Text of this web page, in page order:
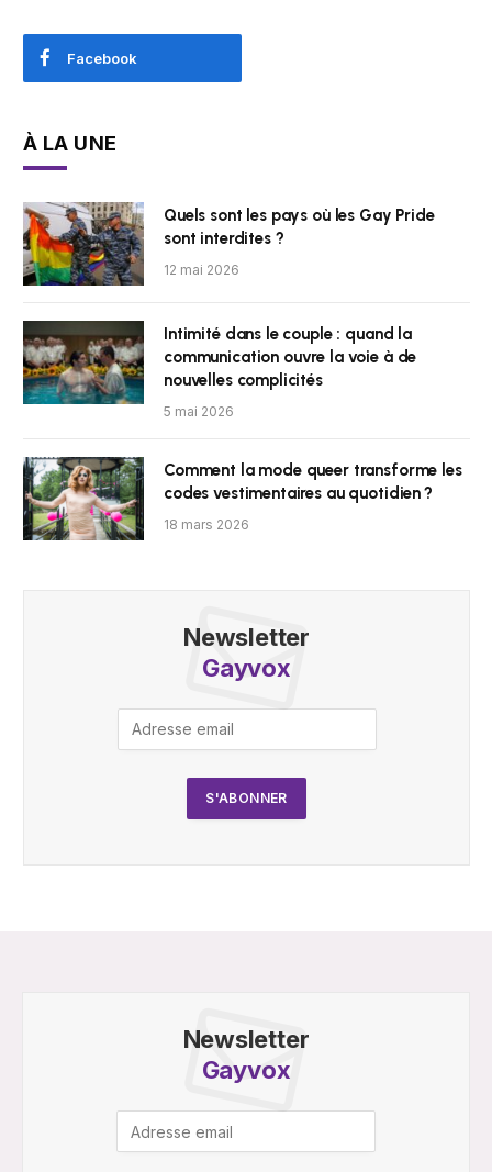
Facebook
À LA UNE
Quels sont les pays où les Gay Pride
sont interdites ?
12 mai 2026
Intimité dans le couple : quand la
communication ouvre la voie à de
nouvelles complicités
5 mai 2026
Comment la mode queer transforme les
codes vestimentaires au quotidien ?
18 mars 2026
Newsletter
Gayvox
Newsletter
Gayvox